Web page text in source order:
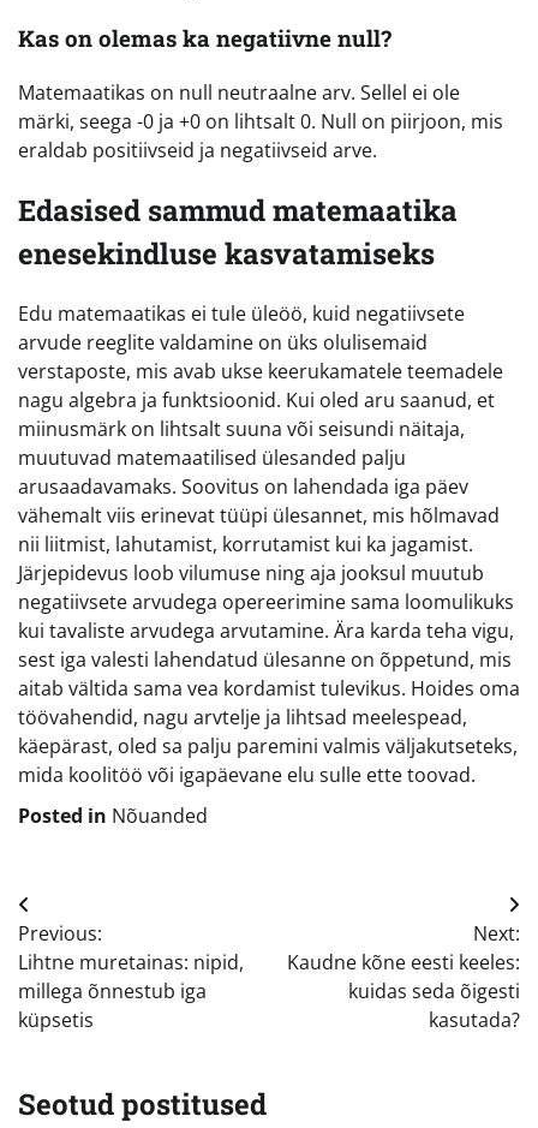
Kas on olemas ka negatiivne null?
Matemaatikas on null neutraalne arv. Sellel ei ole
märki, seega -0 ja +0 on lihtsalt 0. Null on piirjoon, mis
eraldab positiivseid ja negatiivseid arve.
Edasised sammud matemaatika
enesekindluse kasvatamiseks
Edu matemaatikas ei tule üleöö, kuid negatiivsete
arvude reeglite valdamine on üks olulisemaid
verstaposte, mis avab ukse keerukamatele teemadele
nagu algebra ja funktsioonid. Kui oled aru saanud, et
miinusmärk on lihtsalt suuna või seisundi näitaja,
muutuvad matemaatilised ülesanded palju
arusaadavamaks. Soovitus on lahendada iga päev
vähemalt viis erinevat tüüpi ülesannet, mis hõlmavad
nii liitmist, lahutamist, korrutamist kui ka jagamist.
Järjepidevus loob vilumuse ning aja jooksul muutub
negatiivsete arvudega opereerimine sama loomulikuks
kui tavaliste arvudega arvutamine. Ära karda teha vigu,
sest iga valesti lahendatud ülesanne on õppetund, mis
aitab vältida sama vea kordamist tulevikus. Hoides oma
töövahendid, nagu arvtelje ja lihtsad meelespead,
käepärast, oled sa palju paremini valmis väljakutseteks,
mida koolitöö või igapäevane elu sulle ette toovad.
Posted in Nõuanded
Navigeerimine
Previous:
Lihtne muretainas: nipid,
millega õnnestub iga
küpsetis
Next:
Kaudne kõne eesti keeles:
kuidas seda õigesti
kasutada?
Seotud postitused